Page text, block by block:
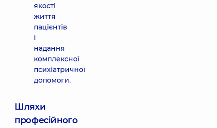
якості
життя
пацієнтів
і
надання
комплексної
психіатричної
допомоги.
Шляхи
професійного